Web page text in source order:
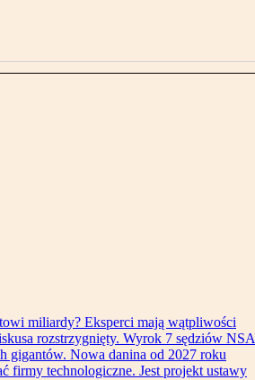
miliardy? Eksperci mają wątpliwości
rozstrzygnięty. Wyrok 7 sędziów NSA
gigantów. Nowa danina od 2027 roku
firmy technologiczne. Jest projekt ustawy